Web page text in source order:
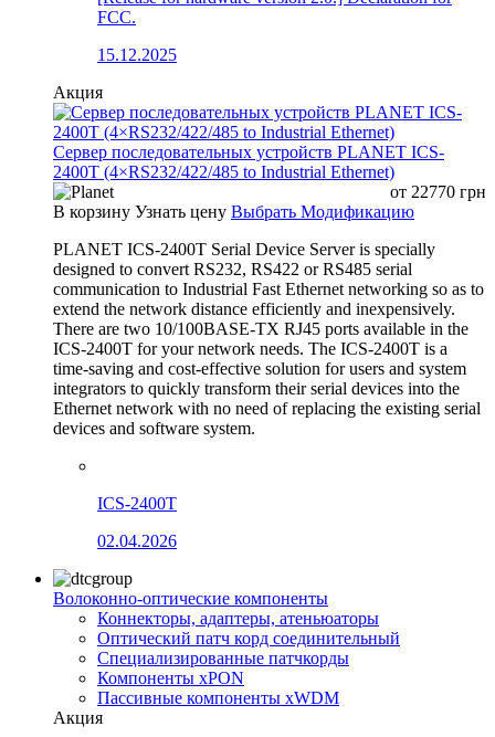
FCC.
15.12.2025
Акция
Сервер последовательных устройств PLANET ICS-
2400T (4×RS232/422/485 to Industrial Ethernet)
от 22770 грн
В корзину Узнать цену Выбрать Модификацию
PLANET ICS-2400T Serial Device Server is specially
designed to convert RS232, RS422 or RS485 serial
communication to Industrial Fast Ethernet networking so as to
extend the network distance efficiently and inexpensively.
There are two 10/100BASE-TX RJ45 ports available in the
ICS-2400T for your network needs. The ICS-2400T is a
time-saving and cost-effective solution for users and system
integrators to quickly transform their serial devices into the
Ethernet network with no need of replacing the existing serial
devices and software system.
ICS-2400T
02.04.2026
Волоконно-оптические компоненты
Коннекторы, адаптеры, атеньюаторы
Оптический патч корд соединительный
Специализированные патчкорды
Компоненты xPON
Пассивные компоненты xWDM
Акция